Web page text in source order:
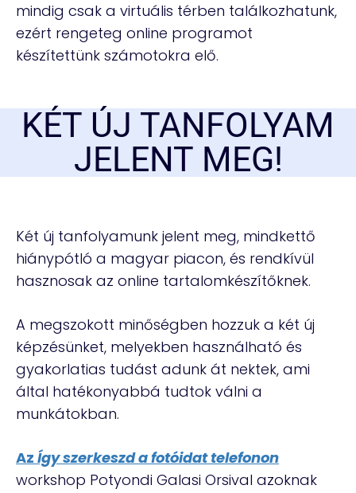
mindig csak a virtuális térben találkozhatunk,
ezért rengeteg online programot
készítettünk számotokra elő.
KÉT ÚJ TANFOLYAM
JELENT MEG!
Két új tanfolyamunk jelent meg, mindkettő
hiánypótló a magyar piacon, és rendkívül
hasznosak az online tartalomkészítőknek.
A megszokott minőségben hozzuk a két új
képzésünket, melyekben használható és
gyakorlatias tudást adunk át nektek, ami
által hatékonyabbá tudtok válni a
munkátokban.
Az Így szerkeszd a fotóidat telefonon
workshop Potyondi Galasi Orsival azoknak